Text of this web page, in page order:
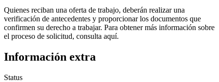
Quienes reciban una oferta de trabajo, deberán realizar una
verificación de antecedentes y proporcionar los documentos que
confirmen su derecho a trabajar. Para obtener más información sobre
el proceso de solicitud, consulta aquí.
Información extra
Status